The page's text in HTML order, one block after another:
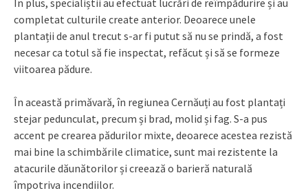
În plus, specialiștii au efectuat lucrări de reîmpădurire și au
completat culturile create anterior. Deoarece unele
plantații de anul trecut s-ar fi putut să nu se prindă, a fost
necesar ca totul să fie inspectat, refăcut și să se formeze
viitoarea pădure.
În această primăvară, în regiunea Cernăuți au fost plantați
stejar pedunculat, precum și brad, molid și fag. S-a pus
accent pe crearea pădurilor mixte, deoarece acestea rezistă
mai bine la schimbările climatice, sunt mai rezistente la
atacurile dăunătorilor și creează o barieră naturală
împotriva incendiilor.